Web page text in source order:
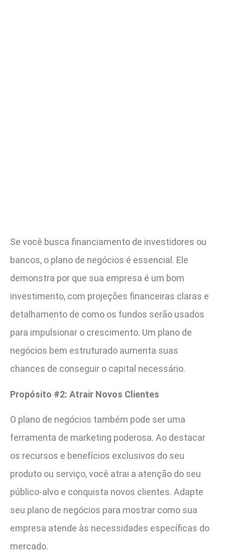
Se você busca financiamento de investidores ou
bancos, o plano de negócios é essencial. Ele
demonstra por que sua empresa é um bom
investimento, com projeções financeiras claras e
detalhamento de como os fundos serão usados
para impulsionar o crescimento. Um plano de
negócios bem estruturado aumenta suas
chances de conseguir o capital necessário.
Propósito #2: Atrair Novos Clientes
O plano de negócios também pode ser uma
ferramenta de marketing poderosa. Ao destacar
os recursos e benefícios exclusivos do seu
produto ou serviço, você atrai a atenção do seu
público-alvo e conquista novos clientes. Adapte
seu plano de negócios para mostrar como sua
empresa atende às necessidades específicas do
mercado.